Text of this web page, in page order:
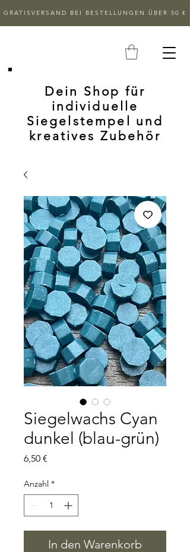
GRATISVERSAND BEI BESTELLUNGEN ÜBER 50 €
Dein Shop für
individuelle
Siegelstempel und
kreatives Zubehör
Siegelwachs Cyan
dunkel (blau-grün)
6,50 €
Anzahl *
In den Warenkorb